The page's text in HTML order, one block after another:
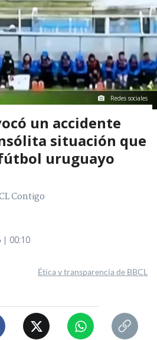
Redes sociales
un accidente
situación que
uruguayo
Contigo
| 00:10
Ética y transparencia de BBCL